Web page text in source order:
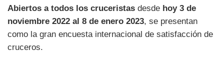
Abiertos a todos los cruceristas desde hoy 3 de
noviembre 2022 al 8 de enero 2023, se presentan
como la gran encuesta internacional de satisfacción de
cruceros.